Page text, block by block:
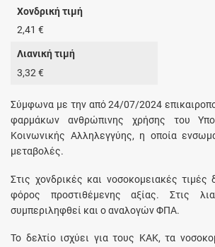
Χονδρική τιμή
2,41 €
Λιανική τιμή
3,32 €
Σύμφωνα με την από 24/07/2024
φαρμάκων ανθρώπινης χρήσης του
Κοινωνικής Αλληλεγγύης, η οποία
μεταβολές.
Στις χονδρικές και νοσοκομειακές τιμές
φόρος προστιθέμενης αξίας. Στις
συμπεριληφθεί και ο αναλογών ΦΠΑ.
Το δελτίο ισχύει για τους ΚΑΚ, τα